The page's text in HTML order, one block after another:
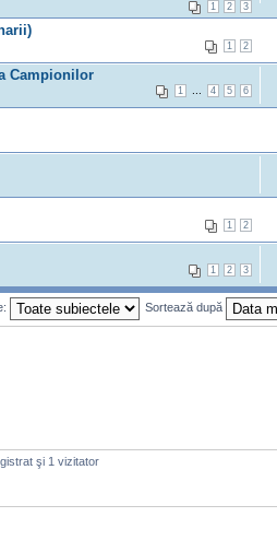
1 2 3
1 2
Campionilor
1 4 5 6
1 2
1 2 3
Sortează după
şi 1 vizitator